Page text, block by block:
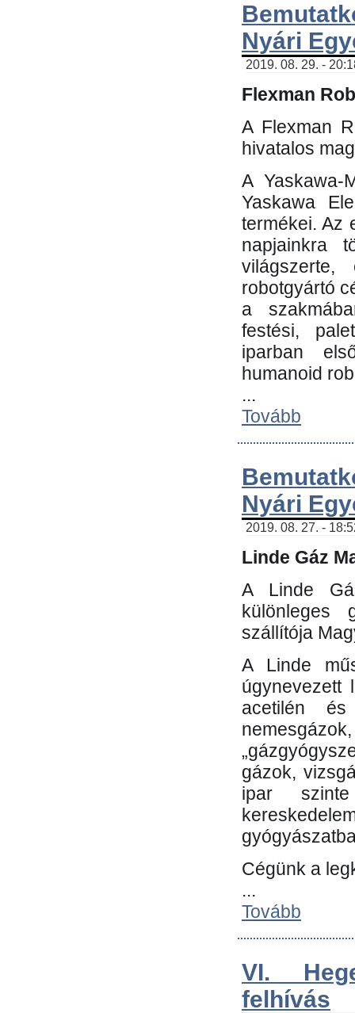
Nyári
2019. 08. 29. -
Flexman
A Flexman
hivatalos
A Yaskawa-
Yaskawa
termékei. Az
napjainkra
robotgyártó
a
festési,
iparban
humanoid
...
Tovább
Nyári
2019. 08. 27. -
Linde Gáz
A Linde
különleges
szállítója
A Linde
úgynevezett
acetilén és
gázok,
ipar
Cégünk a
...
Tovább
VI.
felhívás